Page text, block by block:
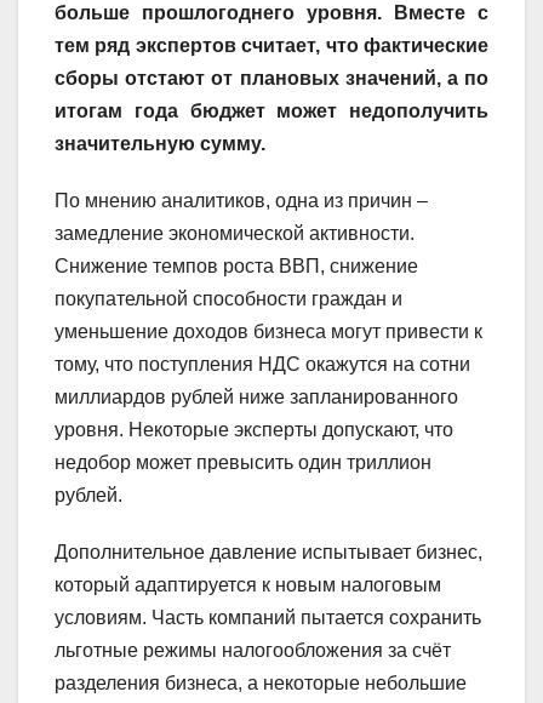
больше прошлогоднего уровня. Вместе с
тем ряд экспертов считает, что фактические
сборы отстают от плановых значений, а по
итогам года бюджет может недополучить
значительную сумму.
По мнению аналитиков, одна из причин –
замедление экономической активности.
Снижение темпов роста ВВП, снижение
покупательной способности граждан и
уменьшение доходов бизнеса могут привести к
тому, что поступления НДС окажутся на сотни
миллиардов рублей ниже запланированного
уровня. Некоторые эксперты допускают, что
недобор может превысить один триллион
рублей.
Дополнительное давление испытывает бизнес,
который адаптируется к новым налоговым
условиям. Часть компаний пытается сохранить
льготные режимы налогообложения за счёт
разделения бизнеса, а некоторые небольшие